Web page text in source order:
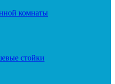
комнаты
стойки